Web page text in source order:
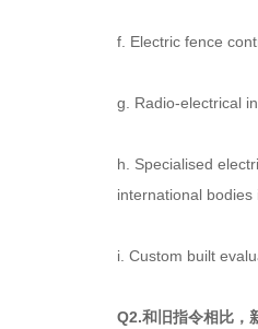
f. Electric fence
g. Radio-electrical
h. Specialised
international bodies
i. Custom built
Q2.和旧指令相比，